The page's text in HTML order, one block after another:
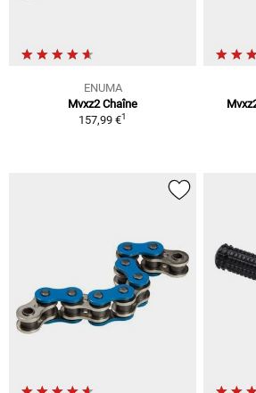
ENUMA
Mvxz2 Chaîne
157,99 €1